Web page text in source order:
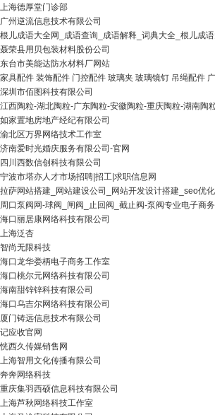
上海德厚堂门诊部
广州逆流信息技术有限公司
根儿成语大全网_成语查询_成语解释_词典大全_根儿成语
聂荣县用贝包装材料股份公司
东台市美能达防水材料厂网站
家具配件 装饰配件 门控配件 玻璃夹 玻璃镜钉 吊绳配件 广
深圳市佰图科技有限公司
江西陶粒-湖北陶粒-广东陶粒-安徽陶粒-重庆陶粒-湖南陶
如家置地房地产经纪有限公司
渝北区万界网络技术工作室
济南爱时光婚庆服务有限公司-官网
四川西数信创科技有限公司
宁波市塔亦人才市场招聘|招工|求职信息网
拉萨网站搭建_网站建设公司_网站开发设计搭建_seo优化
周口泵阀网-球阀_闸阀_止回阀_截止阀-泵阀专业电子商
海口丽居康网络科技有限公司
上海泛杏
智尚无限科技
海口龙华娄柄电子商务工作室
海口桃尔元网络科技有限公司
海南甜锌锌科技有限公司
海口乌吉尔网络科技有限公司
厦门铸远信息技术有限公司
记应收官网
恍西久传媒销售网
上海智用文化传播有限公司
奔奔网络科技
重庆集羽西硕信息科技有限公司
上海芦秋网络科技工作室